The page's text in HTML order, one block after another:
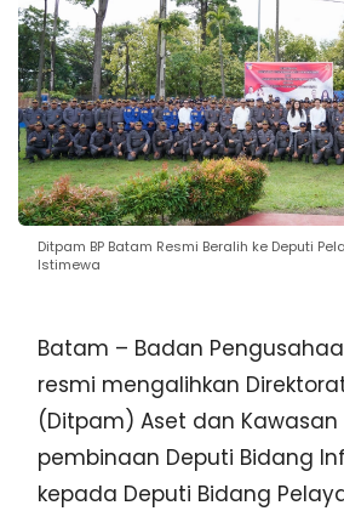
Ditpam BP Batam Resmi Beralih ke Deputi
Istimewa
Batam – Badan
resmi mengalihkan
(Ditpam) Aset dan Kawasan
pembinaan Deputi Bidang
kepada Deputi Bidang